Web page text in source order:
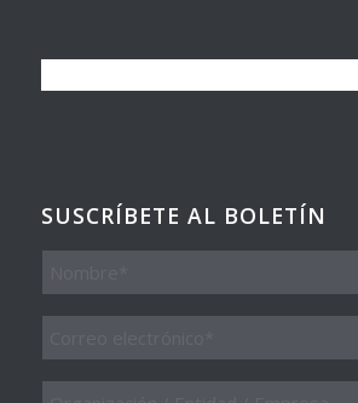
SUSCRÍBETE AL BOLETÍN